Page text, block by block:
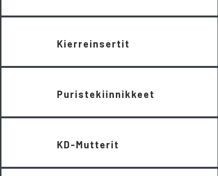
Kierreinsertit
Puristekiinnikkeet
KD-Mutterit